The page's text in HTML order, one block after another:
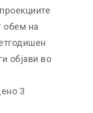
обем на
објави во
3